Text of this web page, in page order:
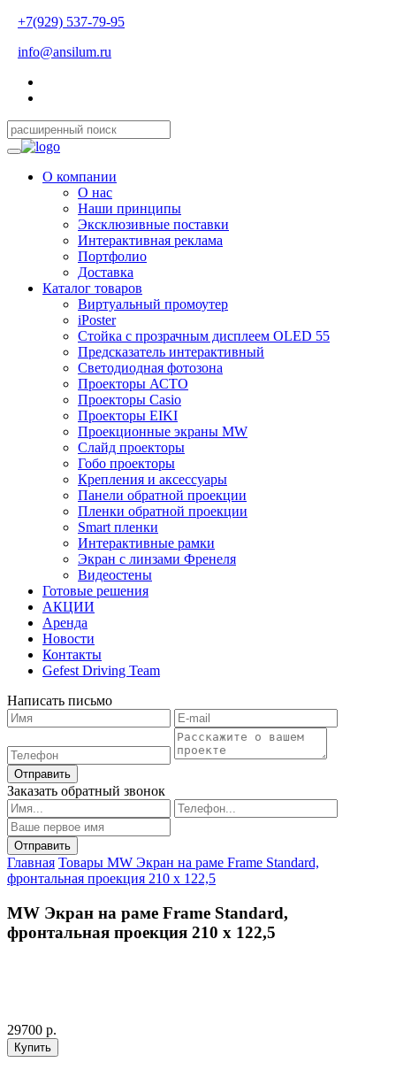
+7(929) 537-79-95
info@ansilum.ru
О компании
О нас
Наши принципы
Эксклюзивные поставки
Интерактивная реклама
Портфолио
Доставка
Каталог товаров
Виртуальный промоутер
iPoster
Стойка с прозрачным дисплеем OLED 55
Предсказатель интерактивный
Светодиодная фотозона
Проекторы АСТО
Проекторы Casio
Проекторы EIKI
Проекционные экраны MW
Слайд проекторы
Гобо проекторы
Крепления и аксессуары
Панели обратной проекции
Пленки обратной проекции
Smart пленки
Интерактивные рамки
Экран с линзами Френеля
Видеостены
Готовые решения
АКЦИИ
Аренда
Новости
Контакты
Gefest Driving Team
Написать письмо
Отправить
Заказать обратный звонок
Главная Товары MW Экран на раме Frame Standard,
фронтальная проекция 210 x 122,5
MW Экран на раме Frame Standard,
фронтальная проекция 210 x 122,5
29700 р.